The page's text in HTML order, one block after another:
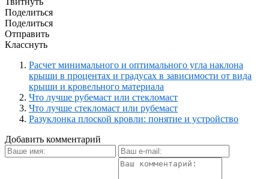
Поделиться
Поделиться
Отправить
Класснуть
Расчет минимального и оптимального угла наклона
крыши в процентах и градусах в зависимости от вида
крыши и кровельного материала
Что лучше рубемаст или стекломаст
Что лучше стекломаст или рубемаст
Разуклонка плоской кровли: понятие и устройство
Добавить комментарий